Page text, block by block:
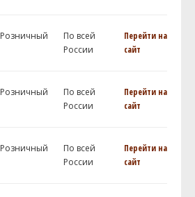
Розничный
По всей
России
Перейти на
сайт
Розничный
По всей
России
Перейти на
сайт
Розничный
По всей
России
Перейти на
сайт